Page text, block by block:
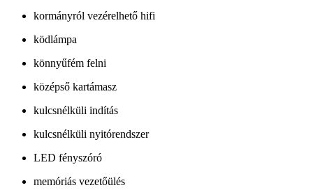
kormányról vezérelhető hifi
ködlámpa
könnyűfém felni
középső kartámasz
kulcsnélküli indítás
kulcsnélküli nyitórendszer
LED fényszóró
memóriás vezetőülés